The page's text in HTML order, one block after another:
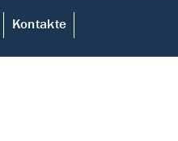
Kontakte